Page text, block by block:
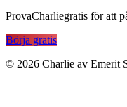
ProvaCharliegratis för att
Börja gratis
© 2026 Charlie av Emerit